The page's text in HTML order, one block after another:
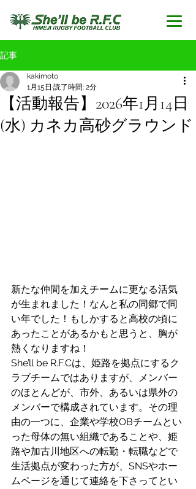
記事
【活動報告】2026年1月14日
(水) カネカ高砂グラウンド
kakimoto
1月15日 読了時間: 2分
新たな仲間を加えチームに更なる活気
が生まれました！なんと私の同郷で同
い年でした！もしかすると高校の頃に
あったことがあるかもと思うと、胸が
熱くなりますね！
She’ll be R.F.Cは、姫路を拠点にするク
ラブチームではありますが、メンバー
のほとんどが、市外、あるいは県外の
メンバーで構成されています。その理
由の一つに、企業や学校OBチームとい
った母体の無い組織であることや、姫
路や加古川地区への転勤・転職などで
生活拠点が変わった方が、SNSやホー
ムページを通じて連絡を下さってとい